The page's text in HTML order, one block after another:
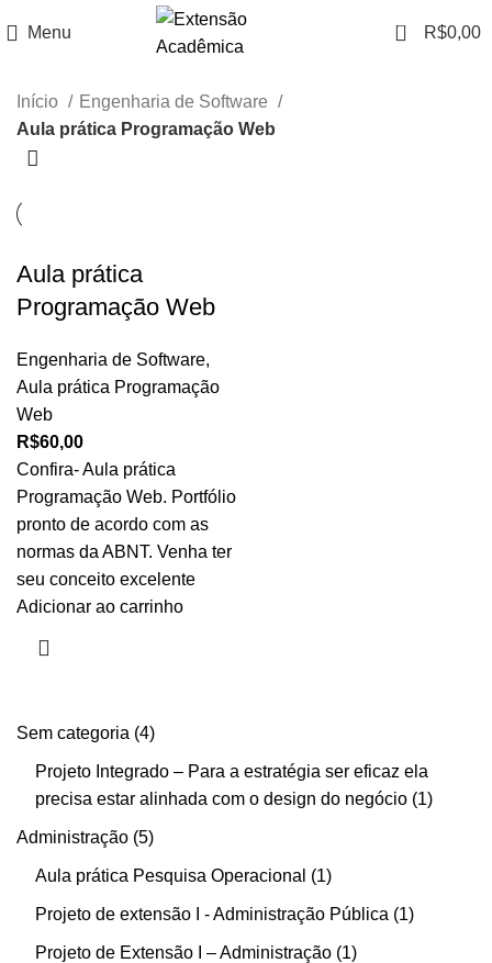
Menu 0 R$0,00
Sem categoria 4
Projeto Integrado – Para a estratégia ser eficaz ela
precisa estar alinhada com o design do negócio 1
Administração 5
Aula prática Pesquisa Operacional 1
Projeto de extensão I - Administração Pública 1
Projeto de Extensão I – Administração 1
Início
Engenharia de Software
Aula prática Programação Web
Aula prática
Programação Web
Engenharia de Software,
Aula prática Programação
Web
R$60,00
Confira- Aula prática
Programação Web. Portfólio
pronto de acordo com as
normas da ABNT. Venha ter
seu conceito excelente
Adicionar ao carrinho